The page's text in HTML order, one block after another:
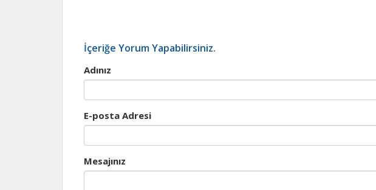
İçeriğe Yorum Yapabilirsiniz.
Adınız
E-posta Adresi
Mesajınız